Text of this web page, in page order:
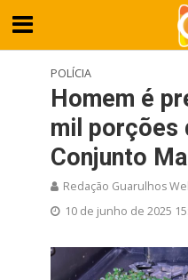
POLÍCIA
Homem é
mil porções
Conjunto
Redação Guarulhos
10 de junho de 2025